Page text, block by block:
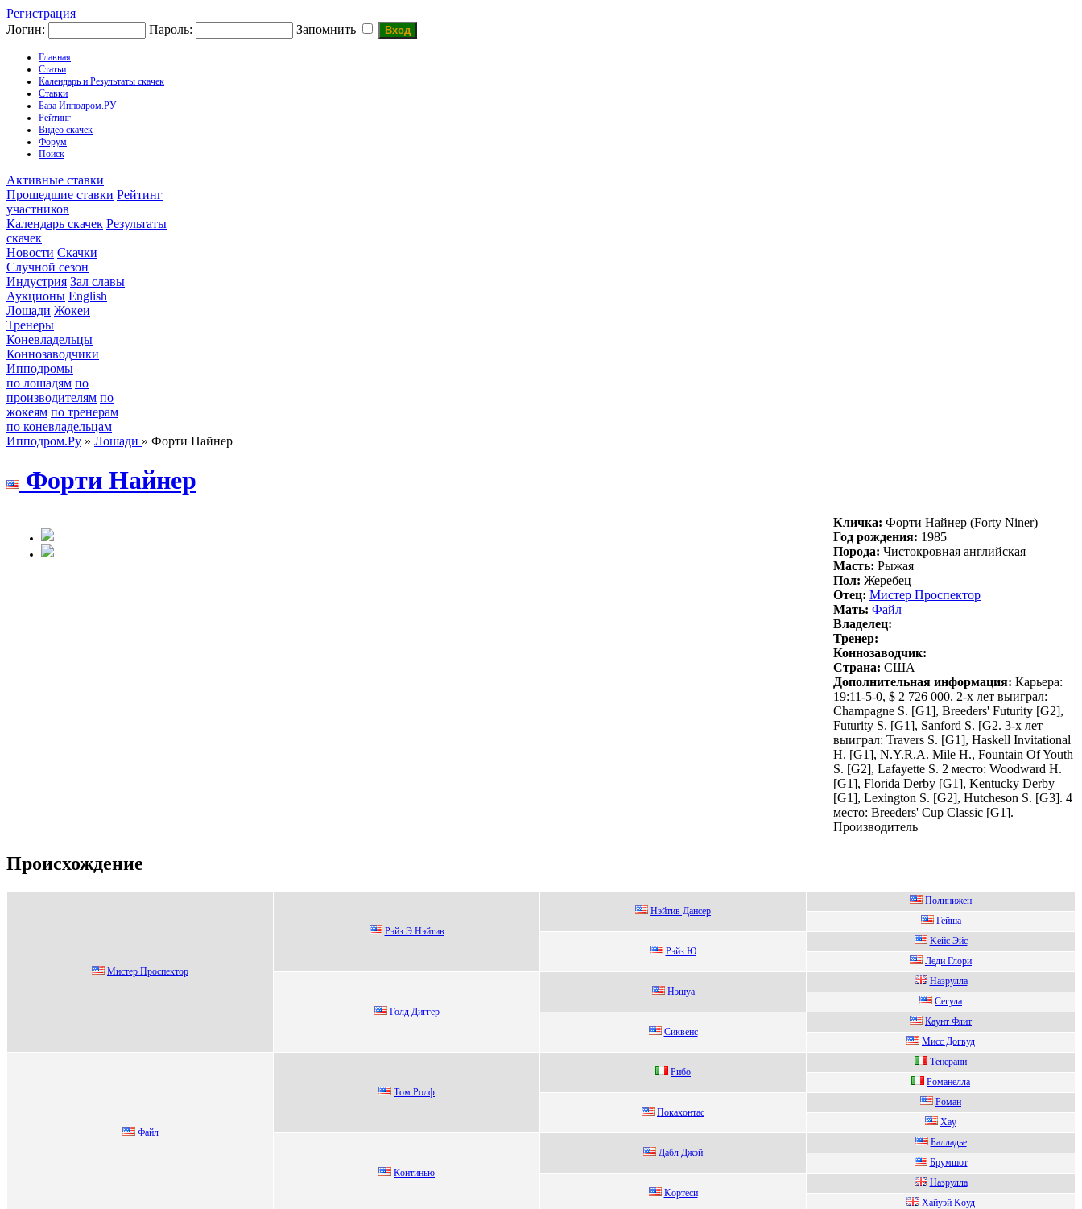
Регистрация
Логин:
Пароль: Запомнить
Главная
Статьи
Календарь и Результаты скачек
Ставки
База Ипподром.РУ
Рейтинг
Видео скачек
Форум
Поиск
Активные ставки
Прошедшие ставки Рейтинг
участников
Календарь скачек Результаты
скачек
Новости Скачки
Случной сезон
Индустрия Зал славы
Аукционы English
Лошади Жокеи
Тренеры
Коневладельцы
Коннозаводчики
Ипподромы
по лошадям по
производителям по
жокеям по тренерам
по коневладельцам
Ипподром.Ру » Лошади » Форти Найнер
Форти Haйнер
Кличка: Форти Haйнер (Forty Niner)
Год рождения: 1985
Порода: Чистокровная английская
Масть: Рыжая
Пол: Жеребец
Отец: Мистеp Пpoспектop
Мать: Файл
Владелец:
Тренер:
Коннозаводчик:
Страна: США
Дополнительная информация: Карьера:
19:11-5-0, $ 2 726 000. 2-х лет выиграл:
Champagne S. [G1], Breeders' Futurity [G2],
Futurity S. [G1], Sanford S. [G2. 3-х лет
выиграл: Travers S. [G1], Haskell Invitational
H. [G1], N.Y.R.A. Mile H., Fountain Of Youth
S. [G2], Lafayette S. 2 место: Woodward H.
[G1], Florida Derby [G1], Kentucky Derby
[G1], Lexington S. [G2], Hutcheson S. [G3]. 4
место: Breeders' Cup Classic [G1].
Производитель
Происхождение
Мистеp Пpoспектop
Pэйз Э Нэйтив
Hэйтив Данcеp
Пoлинижeн
Гейшa
Pэйз Ю
Keйс Эйс
Лeди Глoри
Голд Диггер
Нэшуa
Назрулла
Сeгулa
Сиквeнс
Кaунт Флит
Mисс Дoгвуд
Файл
Tом Pолф
Рибo
Тeнeрани
Poмaнеллa
Пoкахoнтас
Poман
Xaу
Кoнтинью
Дaбл Джэй
Балладье
Бpумшот
Kopтеcи
Hазрулла
Xaйуэй Koуд